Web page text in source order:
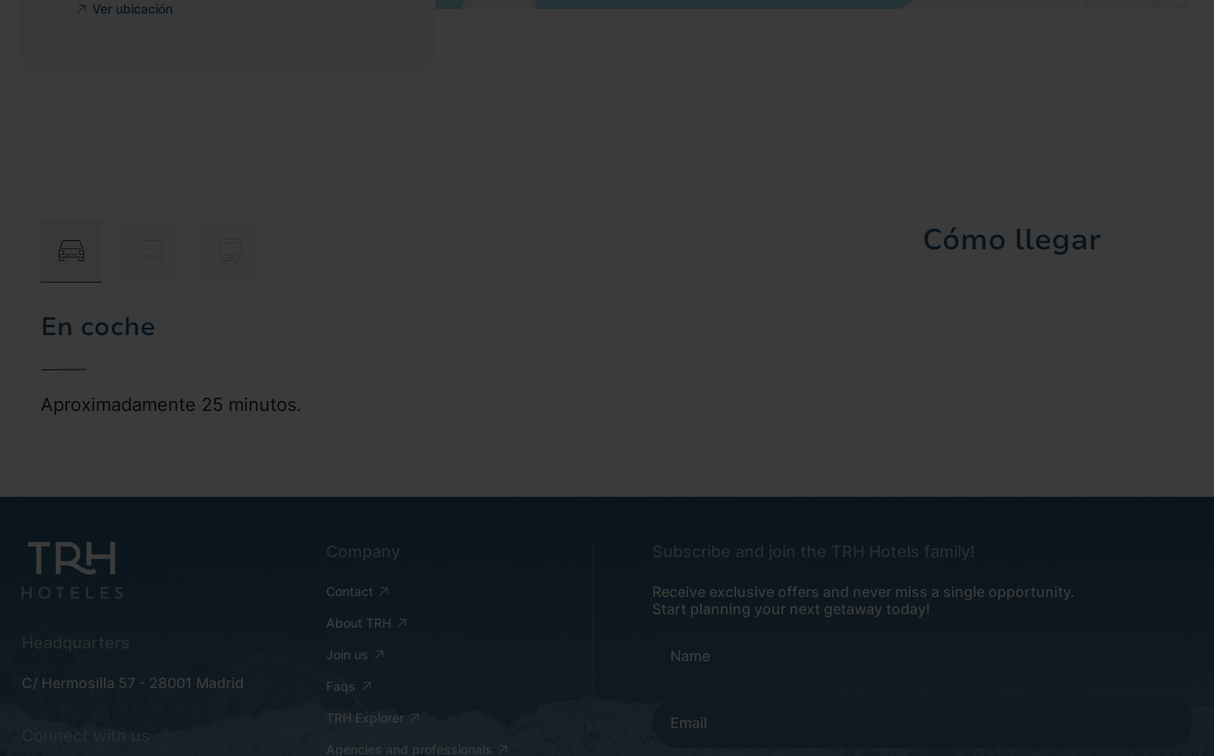
Ver ubicación
Cómo llegar
En coche
Aproximadamente 25 minutos.
Headquarters
C/ Hermosilla 57 - 28001 Madrid
Connect with us
Company
Contact
About TRH
Join us
Faqs
TRH Explorer
Agencies and professionals
Subscribe and join the TRH Hotels family!
Receive exclusive offers and never miss a single opportunity.
Start planning your next getaway today!